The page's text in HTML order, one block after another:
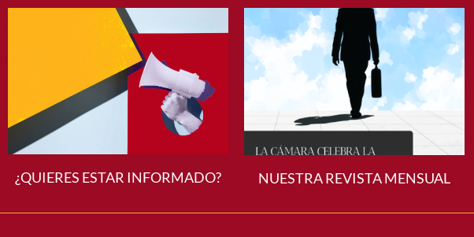
¿QUIERES ESTAR INFORMADO? NUESTRA REVISTA MENSUAL